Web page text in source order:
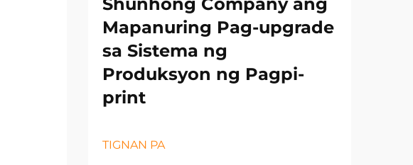
Mapanuring Pag-upgrade
sa Sistema ng
Produksyon ng Pagpi-
print
TIGNAN PA